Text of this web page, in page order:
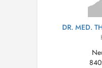
DR. MED.